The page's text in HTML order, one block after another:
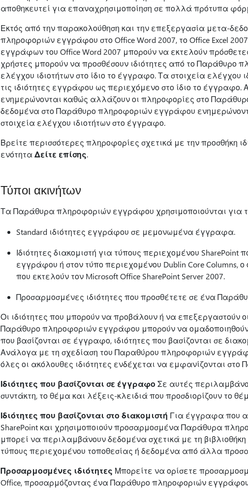
αποθηκευτεί για επαναχρησιμοποίηση σε πολλά πρότυπα
Εκτός από την παρακολούθηση και την επεξεργασία μετα-
πληροφοριών εγγράφου στο Office Word 2007, το Office Excel
εγγράφων του Office Word 2007 μπορούν να εκτελούν
χρήστες μπορούν να προσθέσουν ιδιότητες από το Παράθυρο
ελέγχου ιδιοτήτων στο ίδιο το έγγραφο. Τα στοιχεία ελέγχου
τις ιδιότητες εγγράφου ως περιεχόμενο στο ίδιο το έγγραφο.
ενημερώνονται καθώς αλλάζουν οι πληροφορίες στο
δεδομένα στο Παράθυρο πληροφοριών εγγράφου
στοιχεία ελέγχου ιδιοτήτων στο έγγραφο.
Βρείτε περισσότερες πληροφορίες σχετικά με την προσθήκη
ενότητα Δείτε επίσης.
Τύποι ακινήτων
Τα Παράθυρα πληροφοριών εγγράφου χρησιμοποιούνται για
Standard ιδιότητες εγγράφου σε μεμονωμένα έγγραφα.
Ιδιότητες διακομιστή για τύπους περιεχομένου SharePoint
εγγράφου ή στον τύπο περιεχομένου Dublin Core Columns, ο
που εκτελούν τον Microsoft Office SharePoint Server 2007.
Προσαρμοσμένες ιδιότητες που προσθέτετε σε ένα
Οι ιδιότητες που μπορούν να προβάλουν ή να επεξεργαστούν
Παράθυρο πληροφοριών εγγράφου μπορούν να ομαδοποιηθούν
που βασίζονται σε έγγραφο, ιδιότητες που βασίζονται σε
Ανάλογα με τη σχεδίαση του Παραθύρου πληροφοριών
όλες οι ακόλουθες ιδιότητες ενδέχεται να εμφανίζονται
Ιδιότητες που βασίζονται σε έγγραφο Σε αυτές
συντάκτη, το θέμα και λέξεις-κλειδιά που προσδιορίζουν το
Ιδιότητες που βασίζονται στο διακομιστή Για έγγραφα που
SharePoint και χρησιμοποιούν προσαρμοσμένα Παράθυρα
μπορεί να περιλαμβάνουν δεδομένα σχετικά με τη
τύπους περιεχομένου τοποθεσίας ή δεδομένα από άλλα
Προσαρμοσμένες ιδιότητες Μπορείτε να ορίσετε
Office, προσαρμόζοντας ένα Παράθυρο πληροφοριών εγγράφου